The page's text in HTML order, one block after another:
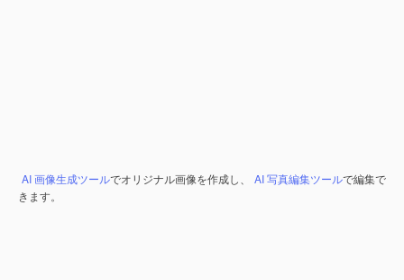
AI 画像生成ツールでオリジナル画像を作成し、 AI 写真編集ツールで編集で
きます。